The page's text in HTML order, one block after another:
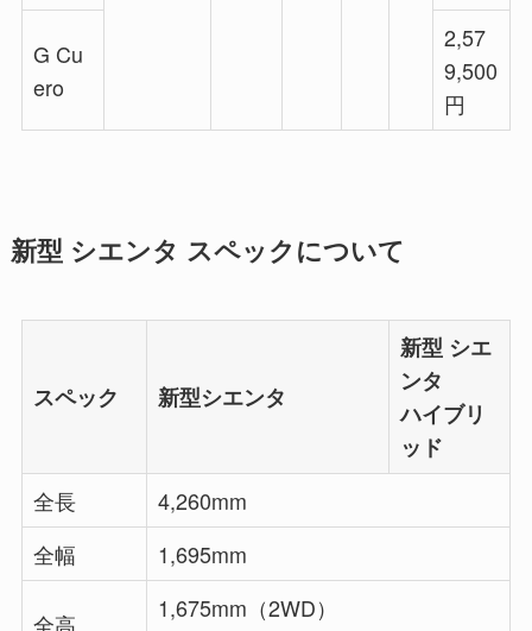
G Cu
ero
2,57
9,500
円
新型 シエンタ スペックについて
スペック 新型シエンタ
新型 シエ
ンタ
ハイブリ
ッド
全長
4,260mm
全幅
1,695mm
全高
1,675mm（2WD）